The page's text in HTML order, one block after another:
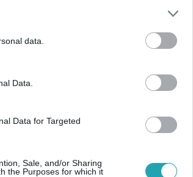
data.
Data.
Data for Targeted
Sale, and/or Sharing
the Purposes for which it
mindenki